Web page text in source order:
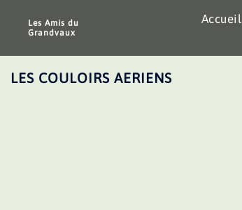
Les Amis du
Grandvaux
Accueil
LES COULOIRS AERIENS